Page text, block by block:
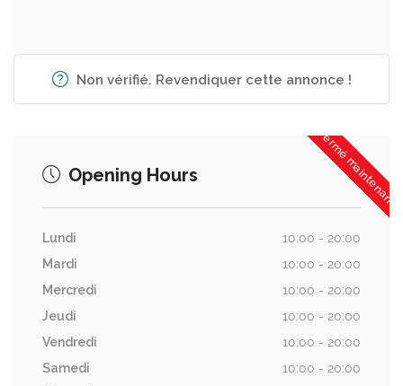
Non vérifié. Revendiquer cette annonce !
Fermé maintenant
Opening Hours
Lundi
10:00 - 20:00
Mardi
10:00 - 20:00
Mercredi
10:00 - 20:00
Jeudi
10:00 - 20:00
Vendredi
10:00 - 20:00
Samedi
10:00 - 20:00